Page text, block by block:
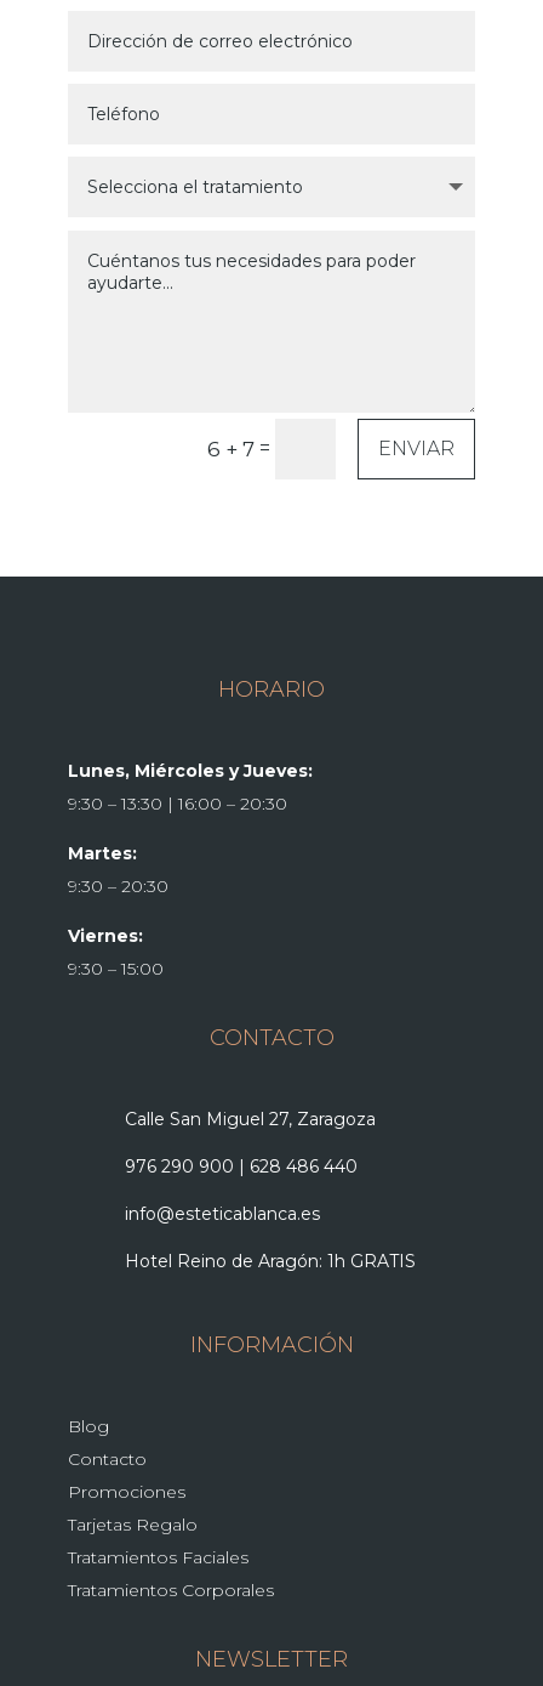
6 + 7 = ENVIAR
HORARIO
Lunes, Miércoles y Jueves:
9:30 – 13:30 | 16:00 – 20:30
Martes:
9:30 – 20:30
Viernes:
9:30 – 15:00
CONTACTO
Calle San Miguel 27, Zaragoza
976 290 900 | 628 486 440
info@esteticablanca.es
Hotel Reino de Aragón: 1h GRATIS
INFORMACIÓN
Blog
Contacto
Promociones
Tarjetas Regalo
Tratamientos Faciales
Tratamientos Corporales
NEWSLETTER